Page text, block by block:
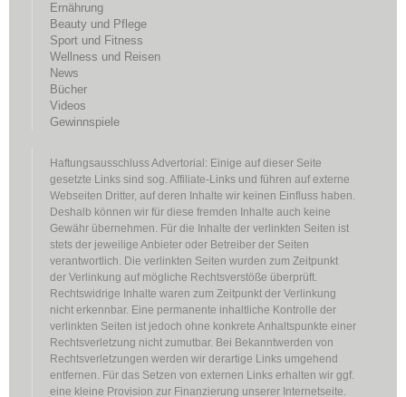
Ernährung
Beauty und Pflege
Sport und Fitness
Wellness und Reisen
News
Bücher
Videos
Gewinnspiele
Haftungsausschluss Advertorial: Einige auf dieser Seite
gesetzte Links sind sog. Affiliate-Links und führen auf externe
Webseiten Dritter, auf deren Inhalte wir keinen Einfluss haben.
Deshalb können wir für diese fremden Inhalte auch keine
Gewähr übernehmen. Für die Inhalte der verlinkten Seiten ist
stets der jeweilige Anbieter oder Betreiber der Seiten
verantwortlich. Die verlinkten Seiten wurden zum Zeitpunkt
der Verlinkung auf mögliche Rechtsverstöße überprüft.
Rechtswidrige Inhalte waren zum Zeitpunkt der Verlinkung
nicht erkennbar. Eine permanente inhaltliche Kontrolle der
verlinkten Seiten ist jedoch ohne konkrete Anhaltspunkte einer
Rechtsverletzung nicht zumutbar. Bei Bekanntwerden von
Rechtsverletzungen werden wir derartige Links umgehend
entfernen. Für das Setzen von externen Links erhalten wir ggf.
eine kleine Provision zur Finanzierung unserer Internetseite.